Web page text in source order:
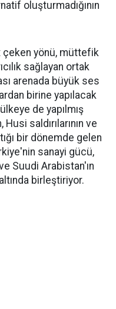
oluşturmadığının
çeken yönü, müttefik
sağlayan ortak
arenada büyük ses
birine yapılacak
de yapılmış
saldırılarının ve
bir dönemde gelen
sanayi gücü,
Suudi Arabistan'ın
birleştiriyor.